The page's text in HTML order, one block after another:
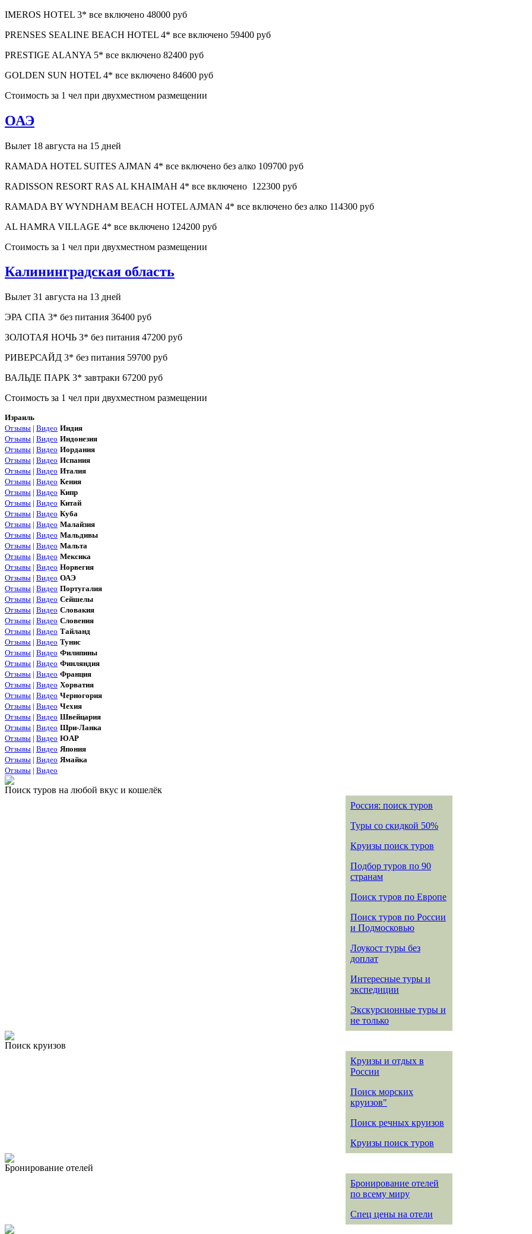
IMEROS HOTEL 3* все включено 48000 руб
PRENSES SEALINE BEACH HOTEL 4* все включено 59400 руб
PRESTIGE ALANYA 5* все включено 82400 руб
GOLDEN SUN HOTEL 4* все включено 84600 руб
Стоимость за 1 чел при двухместном размещении
ОАЭ
Вылет 18 августа на 15 дней
RAMADA HOTEL SUITES AJMAN 4* все включено без алко 109700 руб
RADISSON RESORT RAS AL KHAIMAH 4* все включено 122300 руб
RAMADA BY WYNDHAM BEACH HOTEL AJMAN 4* все включено без алко 114300 руб
AL HAMRA VILLAGE 4* все включено 124200 руб
Стоимость за 1 чел при двухместном размещении
Калининградская область
Вылет 31 августа на 13 дней
ЭРА СПА 3* без питания 36400 руб
ЗОЛОТАЯ НОЧЬ 3* без питания 47200 руб
РИВЕРСАЙД 3* без питания 59700 руб
ВАЛЬДЕ ПАРК 3* завтраки 67200 руб
Стоимость за 1 чел при двухместном размещении
Израиль
Отзывы | Видео Индия
Отзывы | Видео Индонезия
Отзывы | Видео Иордания
Отзывы | Видео Испания
Отзывы | Видео Италия
Отзывы | Видео Кения
Отзывы | Видео Кипр
Отзывы | Видео Китай
Отзывы | Видео Куба
Отзывы | Видео Малайзия
Отзывы | Видео Мальдивы
Отзывы | Видео Мальта
Отзывы | Видео Мексика
Отзывы | Видео Норвегия
Отзывы | Видео ОАЭ
Отзывы | Видео Португалия
Отзывы | Видео Сейшелы
Отзывы | Видео Словакия
Отзывы | Видео Словения
Отзывы | Видео Тайланд
Отзывы | Видео Тунис
Отзывы | Видео Филипины
Отзывы | Видео Финляндия
Отзывы | Видео Франция
Отзывы | Видео Хорватия
Отзывы | Видео Черногория
Отзывы | Видео Чехия
Отзывы | Видео Швейцария
Отзывы | Видео Шри-Ланка
Отзывы | Видео ЮАР
Отзывы | Видео Япония
Отзывы | Видео Ямайка
Отзывы | Видео
Поиск туров на любой вкус и кошелёк
Россия: поиск туров
Туры со скидкой 50%
Круизы поиск туров
Подбор туров по 90
странам
Поиск туров по Европе
Поиск туров по России
и Подмосковью
Лоукост туры без
доплат
Интересные туры и
экспедиции
Экскурсионные туры и
не только
Поиск круизов
Круизы и отдых в
России
Поиск морских
круизов"
Поиск речных круизов
Круизы поиск туров
Бронирование отелей
Бронирование отелей
по всему миру
Спец цены на отели